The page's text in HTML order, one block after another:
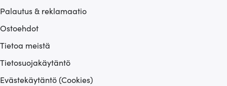
Palautus & reklamaatio
Ostoehdot
Tietoa meistä
Tietosuojakäytäntö
Evästekäytäntö (Cookies)